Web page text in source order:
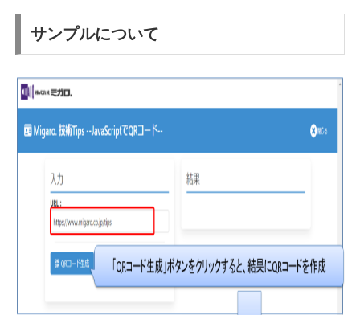
サンプルについて